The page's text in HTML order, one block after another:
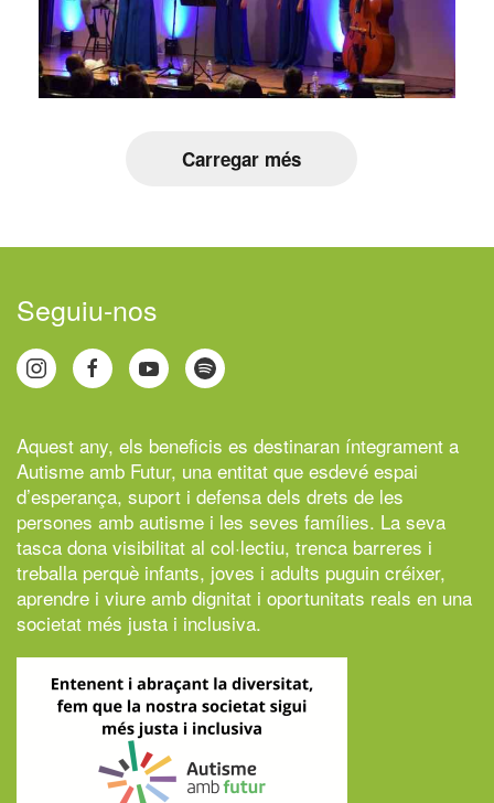
Carregar més
Seguiu-nos
Aquest any, els beneficis es destinaran íntegrament a
Autisme amb Futur, una entitat que esdevé espai
d’esperança, suport i defensa dels drets de les
persones amb autisme i les seves famílies. La seva
tasca dona visibilitat al col·lectiu, trenca barreres i
treballa perquè infants, joves i adults puguin créixer,
aprendre i viure amb dignitat i oportunitats reals en una
societat més justa i inclusiva.